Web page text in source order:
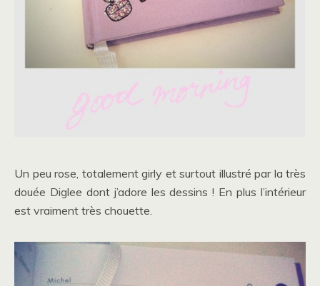
Un peu rose, totalement girly et surtout illustré par la très
douée Diglee dont j’adore les dessins ! En plus l’intérieur
est vraiment très chouette.